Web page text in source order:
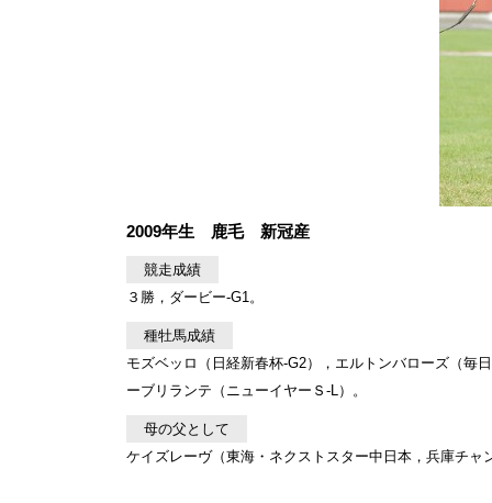
2009年生 鹿毛 新冠産
競走成績
３勝，ダービー-G1。
種牡馬成績
モズベッロ（日経新春杯-G2），エルトンバローズ（毎
ーブリランテ（ニューイヤーＳ-L）。
母の父として
ケイズレーヴ（東海・ネクストスター中日本，兵庫チャ